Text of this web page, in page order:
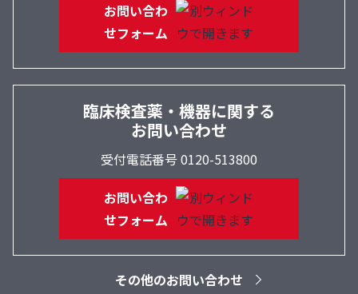
お問い合わ
せフォーム
臨床検査薬・機器に関する
お問い合わせ
受付電話番号 0120-513800
お問い合わ
せフォーム
その他のお問い合わせ